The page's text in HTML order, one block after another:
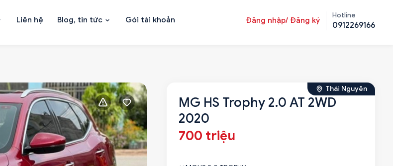
Liên hệ Blog, tin tức Gói tài khoản Đăng nhập/ Đăng ký
Hotline
0912269166
Thái Nguyên
MG HS Trophy 2.0 AT 2WD
2020
700 triệu